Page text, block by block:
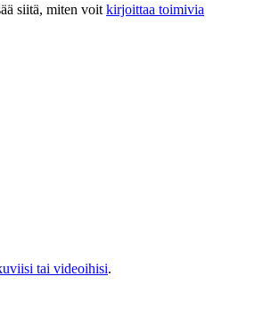
siitä, miten voit kirjoittaa toimivia
tai videoihisi.